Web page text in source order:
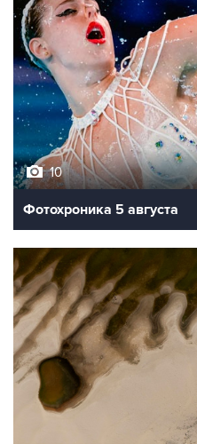
10
Фотохроника 5 августа